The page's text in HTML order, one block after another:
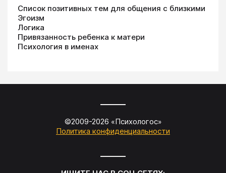
Список позитивных тем для общения с близкими
Эгоизм
Логика
Привязанность ребенка к матери
Психология в именах
©2009-2026 «Психологос»
Политика конфиденциальности